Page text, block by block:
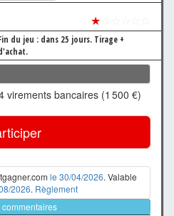
★
du jeu : dans 25 jours. Tirage +
virements bancaires (1 500 €)
le 30/04/2026. Valable
2026. Règlement
commentaires